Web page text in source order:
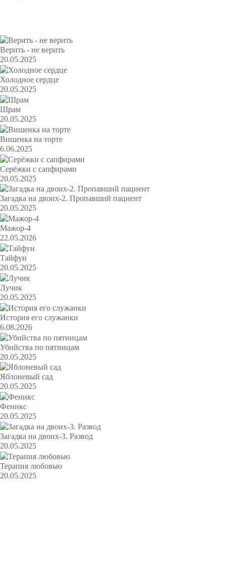
Верить - не верить
20.05.2025
Холодное сердце
20.05.2025
Шрам
20.05.2025
Вишенка на торте
6.06.2025
Серёжки с сапфирами
20.05.2025
Загадка на двоих-2. Пропавший пациент
20.05.2025
Мажор-4
22.05.2026
Тайфун
20.05.2025
Лучик
20.05.2025
История его служанки
6.08.2026
Убийства по пятницам
20.05.2025
Яблоневый сад
20.05.2025
Феникс
20.05.2025
Загадка на двоих-3. Развод
20.05.2025
Терапия любовью
20.05.2025